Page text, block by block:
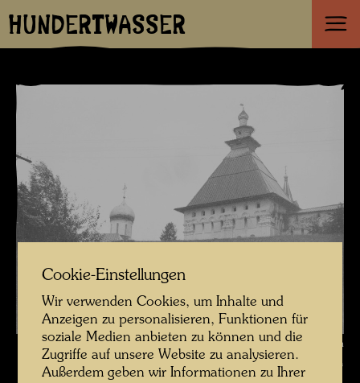
HUNDERTWASSER
Die Reise mit der Transsibirischen Eisenbahn , Fotograf: Friedensreich
Hundertwasser © Hundertwasser Archiv
Cookie-Einstellungen
Wir verwenden Cookies, um Inhalte und
Anzeigen zu personalisieren, Funktionen für
soziale Medien anbieten zu können und die
Zugriffe auf unsere Website zu analysieren.
Außerdem geben wir Informationen zu Ihrer